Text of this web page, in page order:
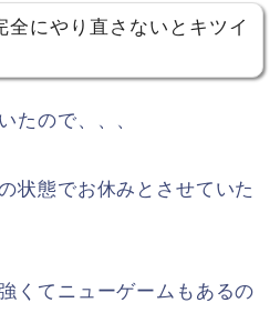
全にやり直さないとキツイ
たので、、、
状態でお休みとさせていた
くてニューゲームもあるの